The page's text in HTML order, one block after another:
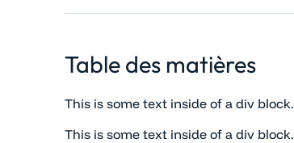
Table des matières
This is some text inside of a div block.
This is some text inside of a div block.